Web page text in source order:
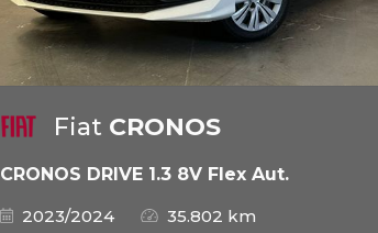
Fiat CRONOS
CRONOS DRIVE 1.3 8V Flex Aut.
2023/2024
35.802 km